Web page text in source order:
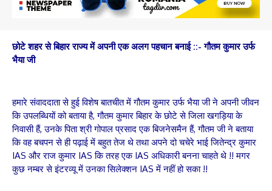
छोटे शहर से बिहार राज्य में अपनी एक अलग पहचान बनाई ::- गौतम कुमार उर्फ
भैया जी
हमारे संवाददाता से हुई विशेष बातचीत में गौतम कुमार उर्फ भैया जी ने अपनी जीवन
कि उपलब्धियों को बताया है, गौतम कुमार बिहार के छोटे से जिला खगड़िया के
निवासी हैं, उनके पिता श्री गोपाल प्रसाद एक बिजनेसमैन हैं, गौतम जी ने बताया
कि वह बचपन से ही पढ़ाई में बहुत तेज थे तथा अपने दो चचेरे भाई जितेन्द्र कुमार
IAS और राज कुमार IAS कि तरह एक IAS अधिकारी बनना चाहते थे !! मगर
कुछ नम्बर से इंटरव्यू में उनका सिलेक्शन IAS में नहीं हो सका !!